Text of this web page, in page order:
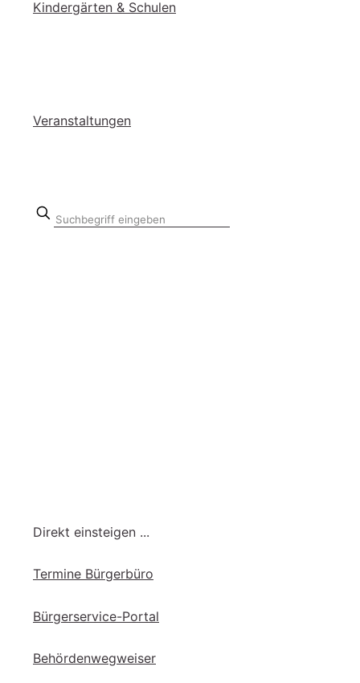
Kin­der­gär­ten & Schu­len
Ver­an­stal­tun­gen
Suchbegriff
eingeben
Direkt einsteigen ...
Ter­mi­ne Bür­ger­bü­ro
Bür­ger­ser­vice-Por­tal
Be­hör­den­weg­wei­ser